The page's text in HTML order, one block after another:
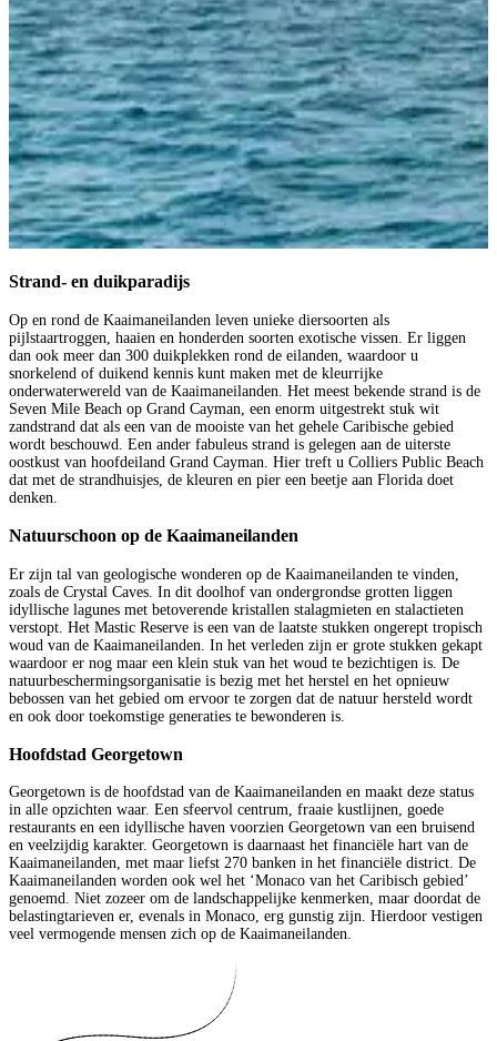
Strand- en duikparadijs
Op en rond de Kaaimaneilanden leven unieke diersoorten als
pijlstaartroggen, haaien en honderden soorten exotische vissen. Er liggen
dan ook meer dan 300 duikplekken rond de eilanden, waardoor u
snorkelend of duikend kennis kunt maken met de kleurrijke
onderwaterwereld van de Kaaimaneilanden. Het meest bekende strand is de
Seven Mile Beach op Grand Cayman, een enorm uitgestrekt stuk wit
zandstrand dat als een van de mooiste van het gehele Caribische gebied
wordt beschouwd. Een ander fabuleus strand is gelegen aan de uiterste
oostkust van hoofdeiland Grand Cayman. Hier treft u Colliers Public Beach
dat met de strandhuisjes, de kleuren en pier een beetje aan Florida doet
denken.
Natuurschoon op de Kaaimaneilanden
Er zijn tal van geologische wonderen op de Kaaimaneilanden te vinden,
zoals de Crystal Caves. In dit doolhof van ondergrondse grotten liggen
idyllische lagunes met betoverende kristallen stalagmieten en stalactieten
verstopt. Het Mastic Reserve is een van de laatste stukken ongerept tropisch
woud van de Kaaimaneilanden. In het verleden zijn er grote stukken gekapt
waardoor er nog maar een klein stuk van het woud te bezichtigen is. De
natuurbeschermingsorganisatie is bezig met het herstel en het opnieuw
bebossen van het gebied om ervoor te zorgen dat de natuur hersteld wordt
en ook door toekomstige generaties te bewonderen is.
Hoofdstad Georgetown
Georgetown is de hoofdstad van de Kaaimaneilanden en maakt deze status
in alle opzichten waar. Een sfeervol centrum, fraaie kustlijnen, goede
restaurants en een idyllische haven voorzien Georgetown van een bruisend
en veelzijdig karakter. Georgetown is daarnaast het financiële hart van de
Kaaimaneilanden, met maar liefst 270 banken in het financiële district. De
Kaaimaneilanden worden ook wel het ‘Monaco van het Caribisch gebied’
genoemd. Niet zozeer om de landschappelijke kenmerken, maar doordat de
belastingtarieven er, evenals in Monaco, erg gunstig zijn. Hierdoor vestigen
veel vermogende mensen zich op de Kaaimaneilanden.